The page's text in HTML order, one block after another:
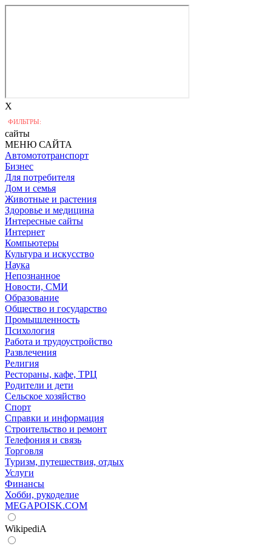
X
ФИЛЬТРЫ:
сайты
МЕНЮ САЙТА
Автомототранспорт
Бизнес
Для потребителя
Дом и семья
Животные и растения
Здоровье и медицина
Интересные сайты
Интернет
Компьютеры
Культура и искусство
Наука
Непознанное
Новости, СМИ
Образование
Общество и государство
Промышленность
Психология
Работа и трудоустройство
Развлечения
Религия
Рестораны, кафе, ТРЦ
Родители и дети
Сельское хозяйство
Спорт
Справки и информация
Строительство и ремонт
Телефония и связь
Торговля
Туризм, путешествия, отдых
Услуги
Финансы
Хобби, рукоделие
MEGAPOISK.COM
WikipediA